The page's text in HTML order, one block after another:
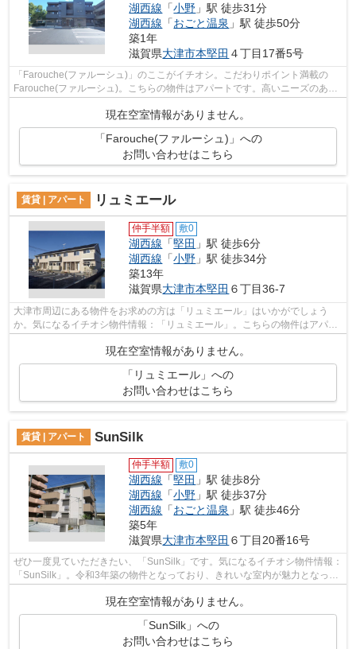
湖西線 「小野 」駅 徒歩31分
湖西線 「おごと温泉 」駅 徒歩50分
築1年
滋賀県大津市本堅田 ４丁目17番5号
「Farouche(ファルーシュ)」のここがイチオシ。こだわりポイント満載の
Farouche(ファルーシュ)。こちらの物件はアパートです。高いニーズのあ
る、駅徒歩6分の物件です。ハウスセゾン南...
現在空室情報がありません。
「Farouche(ファルーシュ)」への
お問い合わせはこちら
賃貸 | アパート リュミエール
仲手半額 敷0
湖西線 「堅田 」駅 徒歩6分
湖西線 「小野 」駅 徒歩34分
築13年
滋賀県大津市本堅田 ６丁目36-7
大津市周辺にある物件をお求めの方は「リュミエール」はいかがでしょう
か。気になるイチオシ物件情報：「リュミエール」。こちらの物件はアパー
現在空室情報がありません。
「リュミエール」への
お問い合わせはこちら
賃貸 | アパート SunSilk
仲手半額 敷0
湖西線 「堅田 」駅 徒歩8分
湖西線 「小野 」駅 徒歩37分
湖西線 「おごと温泉 」駅 徒歩46分
築5年
滋賀県大津市本堅田 ６丁目20番16号
ぜひ一度見ていただきたい、「SunSilk」です。気になるイチオシ物件情報：
「SunSilk」。令和3年築の物件となっており、きれいな室内が魅力となって
現在空室情報がありません。
「SunSilk」への
お問い合わせはこちら